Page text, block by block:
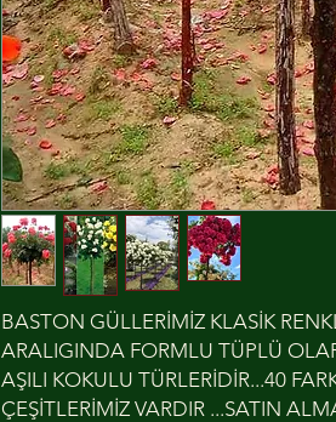
BASTON GÜLLERİMİZ KLASİK
ARALIGINDA FORMLU TÜPLÜ
AŞILI KOKULU TÜRLERİDİR...40
ÇEŞİTLERİMİZ VARDIR ...SATIN